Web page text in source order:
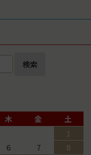
検索
木 金
土
1
6 7
8